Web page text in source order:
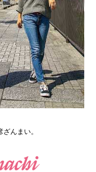
んまい。